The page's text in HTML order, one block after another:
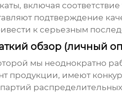
включая
подтверждение
к серьезным
обзор (личный
мы неоднократно
продукции, имеют